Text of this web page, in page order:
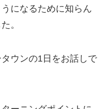
になるために知らん
。
ウンの1日をお話しで